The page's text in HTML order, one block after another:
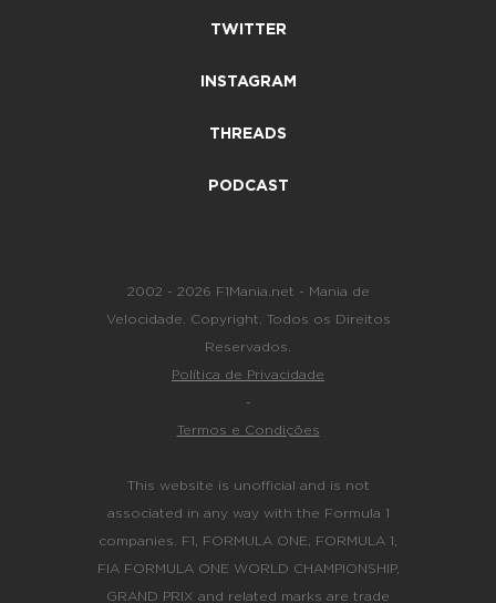
TWITTER
INSTAGRAM
THREADS
PODCAST
2002 - 2026 F1Mania.net - Mania de
Velocidade. Copyright. Todos os Direitos
Reservados.
Política de Privacidade
-
Termos e Condições
This website is unofficial and is not
associated in any way with the Formula 1
companies. F1, FORMULA ONE, FORMULA 1,
FIA FORMULA ONE WORLD CHAMPIONSHIP,
GRAND PRIX and related marks are trade